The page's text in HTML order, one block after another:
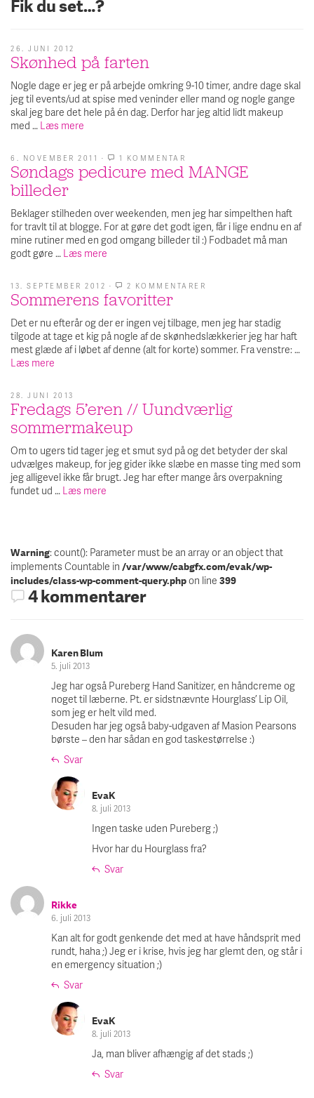
Fik du set…?
26. JUNI 2012
Skønhed på farten
Nogle dage er jeg er på arbejde omkring 9-10 timer, andre dage skal
jeg til events/ud at spise med veninder eller mand og nogle gange
skal jeg bare det hele på én dag. Derfor har jeg altid lidt makeup
med … Læs mere
6. NOVEMBER 2011 · 1 KOMMENTAR
SØNDAGS
PEDICURE
BILLEDER
Søndags pedicure med MANGE
billeder
Beklager stilheden over weekenden, men jeg har simpelthen haft
for travlt til at blogge. For at gøre det godt igen, får i lige endnu en af
mine rutiner med en god omgang billeder til :) Fodbadet må man
godt gøre … Læs mere
13. SEPTEMBER 2012 · 2 KOMMENTARER
Sommerens favoritter
Det er nu efterår og der er ingen vej tilbage, men jeg har stadig
tilgode at tage et kig på nogle af de skønhedslækkerier jeg har haft
mest glæde af i løbet af denne (alt for korte) sommer. Fra venstre: …
Læs mere
28. JUNI 2013
Fredags 5’eren // Uundværlig
sommermakeup
Om to ugers tid tager jeg et smut syd på og det betyder der skal
udvælges makeup, for jeg gider ikke slæbe en masse ting med som
jeg alligevel ikke får brugt. Jeg har efter mange års overpakning
fundet ud … Læs mere
Warning: count(): Parameter must be an array or an object that
implements Countable in /var/www/cabgfx.com/evak/wp-
includes/class-wp-comment-query.phpon line 399
4 kommentarer
Karen Blum
5. juli 2013
Jeg har også Pureberg Hand Sanitizer, en håndcreme og
noget til læberne. Pt. er sidstnævnte Hourglass’ Lip Oil,
som jeg er helt vild med.
Desuden har jeg også baby-udgaven af Masion Pearsons
børste – den har sådan en god taskestørrelse :)
Svar
EvaK
8. juli 2013
Ingen taske uden Pureberg ;)
Hvor har du Hourglass fra?
Svar
Rikke
6. juli 2013
Kan alt for godt genkende det med at have håndsprit med
rundt, haha ;) Jeg er i krise, hvis jeg har glemt den, og står i
en emergency situation ;)
Svar
EvaK
8. juli 2013
Ja, man bliver afhængig af det stads ;)
Svar